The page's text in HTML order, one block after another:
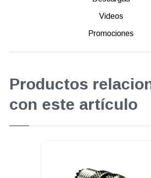
Videos
Promociones
Productos
con este artículo